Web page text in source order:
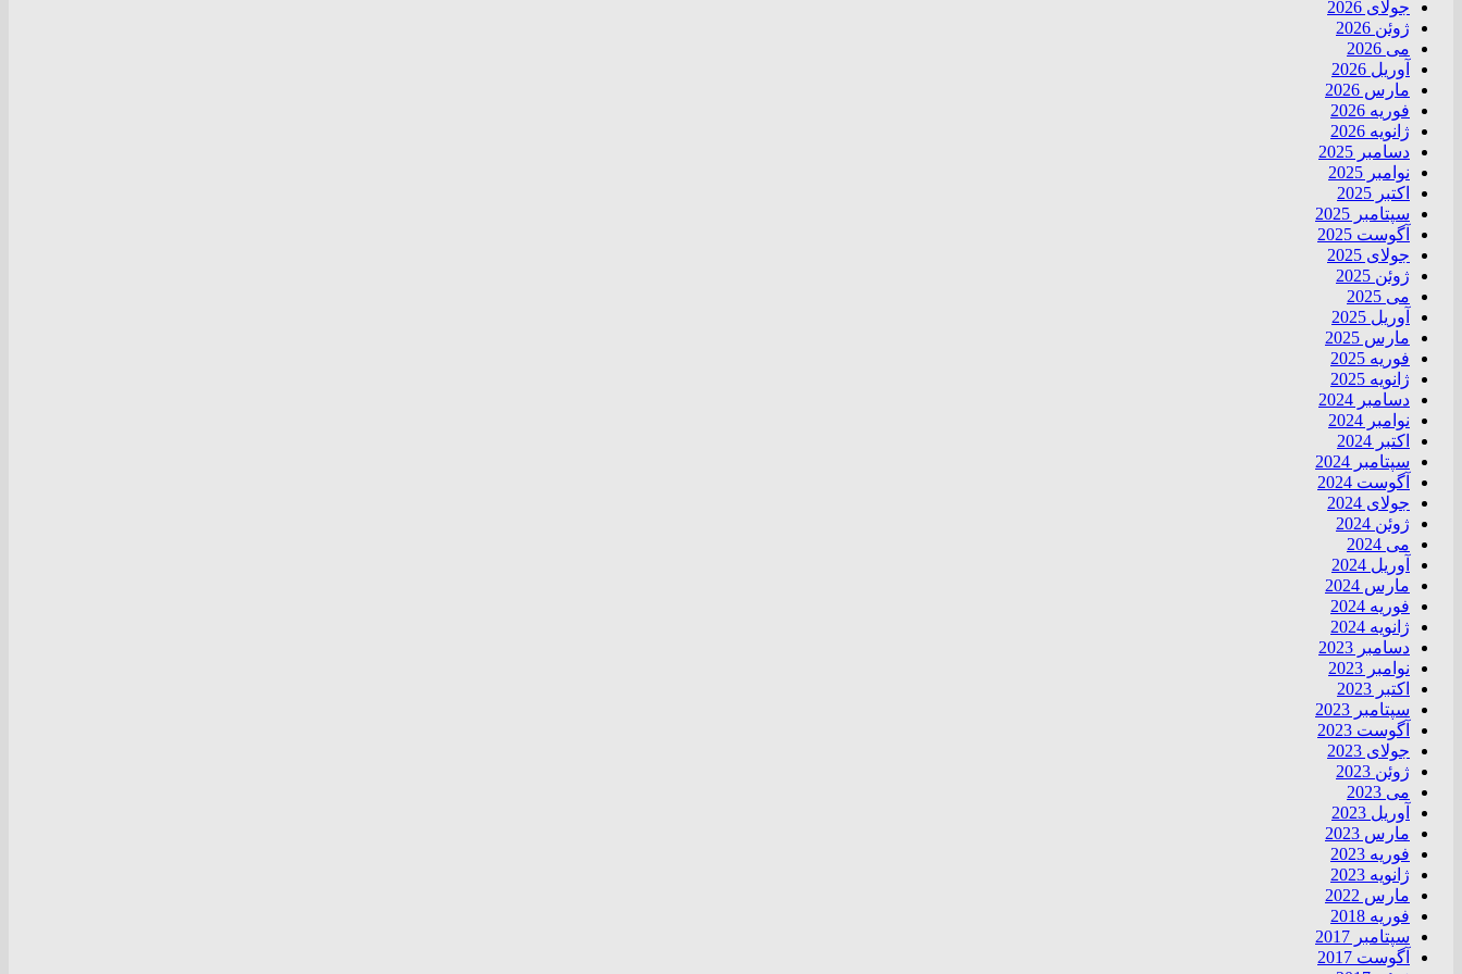
جولای 2026
ژوئن 2026
می 2026
آوریل 2026
مارس 2026
فوریه 2026
ژانویه 2026
دسامبر 2025
نوامبر 2025
اکتبر 2025
سپتامبر 2025
آگوست 2025
جولای 2025
ژوئن 2025
می 2025
آوریل 2025
مارس 2025
فوریه 2025
ژانویه 2025
دسامبر 2024
نوامبر 2024
اکتبر 2024
سپتامبر 2024
آگوست 2024
جولای 2024
ژوئن 2024
می 2024
آوریل 2024
مارس 2024
فوریه 2024
ژانویه 2024
دسامبر 2023
نوامبر 2023
اکتبر 2023
سپتامبر 2023
آگوست 2023
جولای 2023
ژوئن 2023
می 2023
آوریل 2023
مارس 2023
فوریه 2023
ژانویه 2023
مارس 2022
فوریه 2018
سپتامبر 2017
آگوست 2017